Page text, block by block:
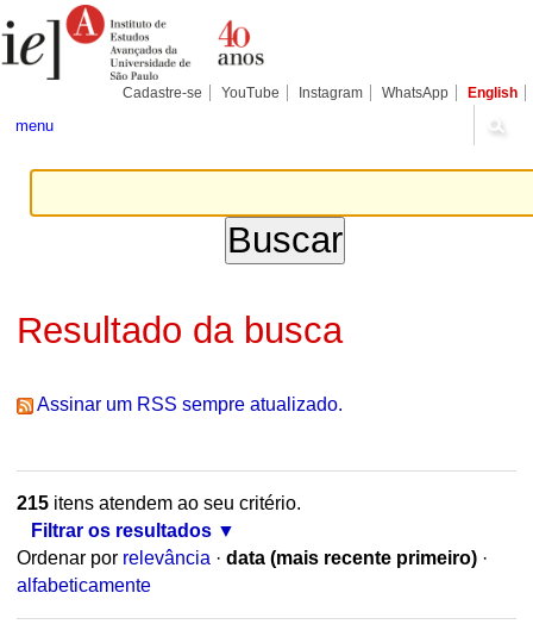
para
conteúdo.
Pessoais
Cadastre-se YouTube Instagram WhatsApp English
menu
Resultado da busca
Assinar um RSS sempre atualizado.
215itens atendem ao seu critério.
Filtrar os resultados
Ordenar por relevância · data (mais recente primeiro) ·
alfabeticamente